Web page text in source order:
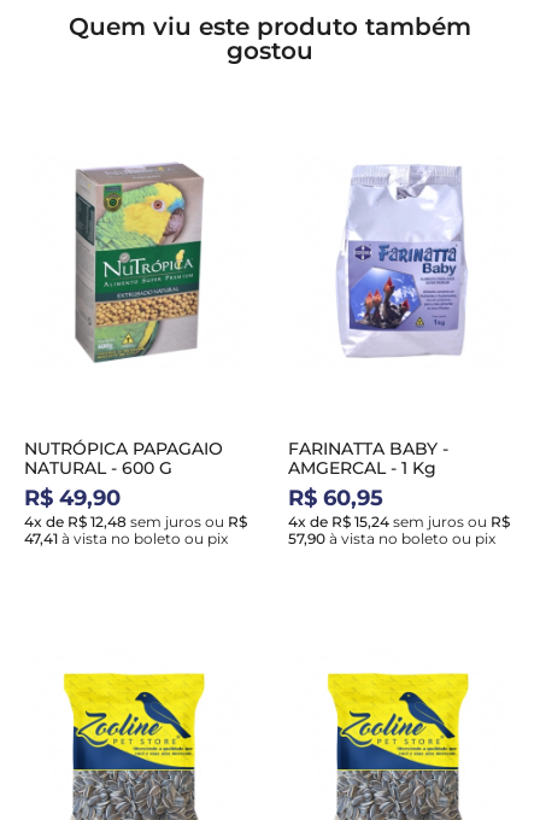
Quem viu este produto também
gostou
NUTRÓPICA PAPAGAIO
NATURAL - 600 G
R$ 49,90
4x de R$ 12,48 sem juros ou R$
47,41 à vista no boleto ou pix
FARINATTA BABY -
AMGERCAL - 1 Kg
R$ 60,95
4x de R$ 15,24 sem juros ou R$
57,90 à vista no boleto ou pix